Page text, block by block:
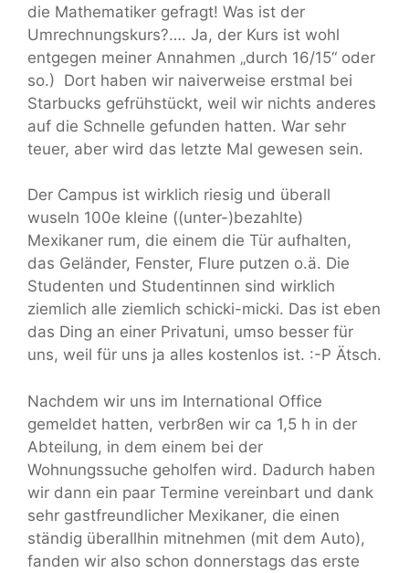
die Mathematiker gefragt! Was ist der
Umrechnungskurs?…. Ja, der Kurs ist wohl
entgegen meiner Annahmen „durch 16/15“ oder
so.) Dort haben wir naiverweise erstmal bei
Starbucks gefrühstückt, weil wir nichts anderes
auf die Schnelle gefunden hatten. War sehr
teuer, aber wird das letzte Mal gewesen sein.
Der Campus ist wirklich riesig und überall
wuseln 100e kleine ((unter-)bezahlte)
Mexikaner rum, die einem die Tür aufhalten,
das Geländer, Fenster, Flure putzen o.ä. Die
Studenten und Studentinnen sind wirklich
ziemlich alle ziemlich schicki-micki. Das ist eben
das Ding an einer Privatuni, umso besser für
uns, weil für uns ja alles kostenlos ist. :-P Ätsch.
Nachdem wir uns im International Office
gemeldet hatten, verbr8en wir ca 1,5 h in der
Abteilung, in dem einem bei der
Wohnungssuche geholfen wird. Dadurch haben
wir dann ein paar Termine vereinbart und dank
sehr gastfreundlicher Mexikaner, die einen
ständig überallhin mitnehmen (mit dem Auto),
fanden wir also schon donnerstags das erste